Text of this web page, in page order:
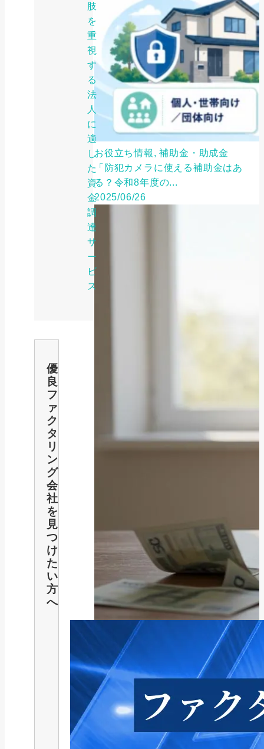
肢
を
重
視
す
る
法
人
に
適
し
た
資
金
調
達
サ
ー
ビ
ス
優
良
フ
ァ
ク
タ
リ
ン
グ
会
社
を
見
つ
け
た
い
方
へ
お役立ち情報, 補助金・助成金
「防犯カメラに使える補助金はあ
る？令和8年度の...
2025/06/26
公的融資制度
緊急小口資金とは？制度概要から
審査、返済、他の...
2025/04/02